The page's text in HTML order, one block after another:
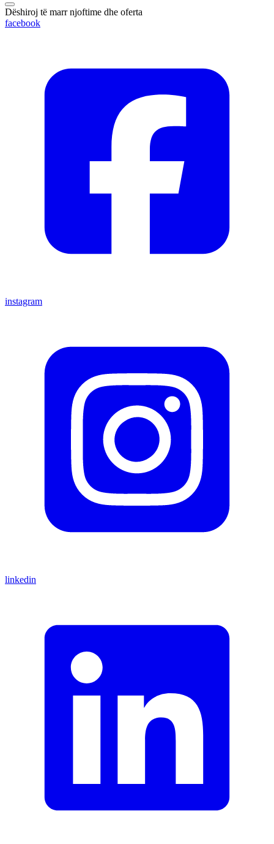
Dëshiroj të marr njoftime dhe oferta
facebook
instagram
linkedin